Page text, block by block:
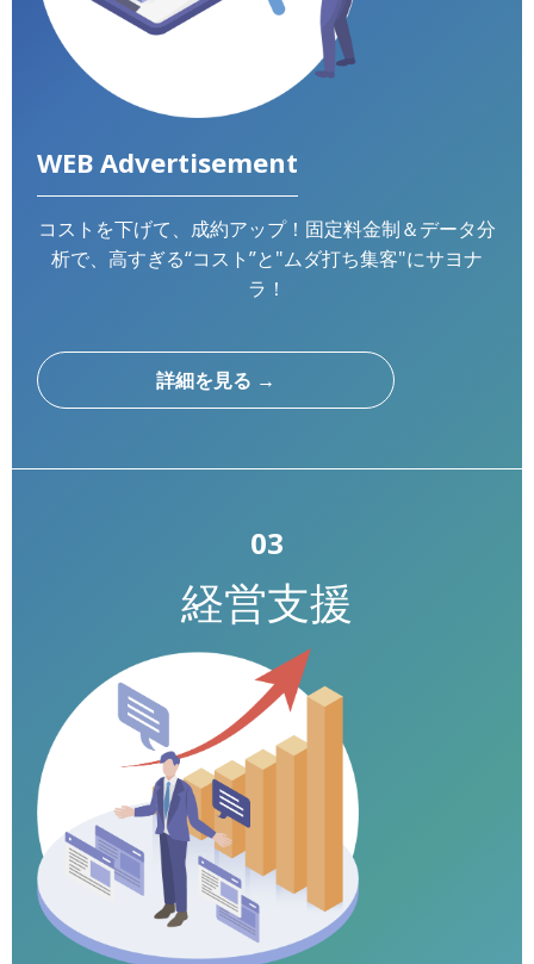
WEB広告事業
DX事業
会社概要
WEB Advertisement
コストを下げて、成約アップ！固定料金制＆データ分
析で、高すぎる“コスト”と"ムダ打ち集客"にサヨナ
ラ！
詳細を見る →
03
経営支援